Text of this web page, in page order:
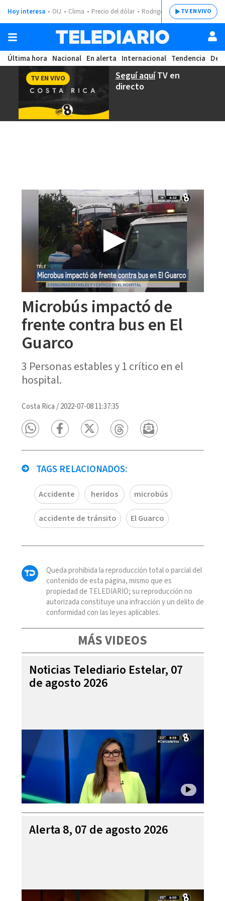
Hoy interesa OIJ Clima Precio del dólar Rodrigo ChavesTV EN VIVO
Última hora Nacional En alerta Internacional Tendencia
Seguí aquíTV en
directo
TV EN VIVO
Microbús impactó de
frente contra bus en El
Guarco
3 Personas estables y 1 crítico en el
hospital.
Costa Rica /2022-07-08 11:37:35
TAGS RELACIONADOS:
Accidente heridos microbús
accidente de tránsito El Guarco
Queda prohibida la reproducción total o parcial del
contenido de esta página, mismo que es
propiedad de TELEDIARIO; su reproducción no
autorizada constituye una infracción y un delito de
conformidad con las leyes aplicables.
MÁS VIDEOS
Noticias Telediario Estelar, 07
de agosto 2026
Alerta 8, 07 de agosto 2026